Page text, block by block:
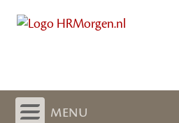
menu